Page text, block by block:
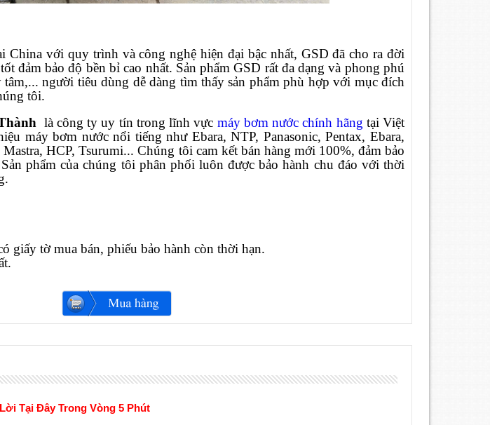
China với quy trình và công nghệ hiện đại bậc nhất, GSD đã cho ra đời
đảm bảo độ bền bỉ cao nhất. Sản phẩm GSD rất đa dạng và phong phú
người tiêu dùng dễ dàng tìm thấy sản phẩm phù hợp với mục đích
tôi.
là công ty uy tín trong lĩnh vực máy bơm nước chính hãng tại Việt
máy bơm nước nổi tiếng như Ebara, NTP, Panasonic, Pentax, Ebara,
HCP, Tsurumi... Chúng tôi cam kết bán hàng mới 100%, đảm bảo
phẩm của chúng tôi phân phối luôn được bảo hành chu đáo với thời
giấy tờ mua bán, phiếu bảo hành còn thời hạn.
Tại Đây Trong Vòng 5 Phút